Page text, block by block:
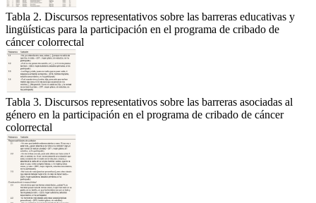
Tabla 2. Discursos representativos sobre las barreras educativas y
lingüísticas para la participación en el programa de cribado de
cáncer colorrectal
Tabla 3. Discursos representativos sobre las barreras asociadas al
género en la participación en el programa de cribado de cáncer
colorrectal